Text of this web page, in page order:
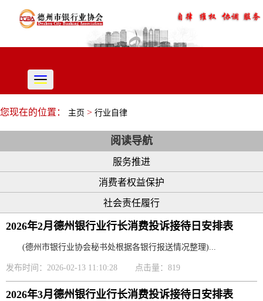
切
换
航
您现在的位置： 主页 > 行业自律
阅读导航
服务推进
消费者权益保护
社会责任履行
2026年2月德州银行业行长消费投诉接待日安排表
(德州市银行业协会秘书处根据各银行报送情况整理)...
发布时间：2026-02-13 11:10:28 点击量：819
2026年3月德州银行业行长消费投诉接待日安排表